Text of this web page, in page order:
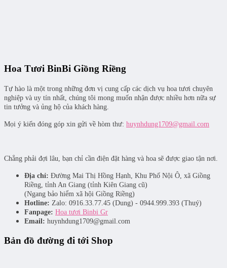
Hoa Tươi BinBi Giồng Riềng
Tự hào là một trong những đơn vị cung cấp các dịch vụ hoa tươi chuyên
nghiệp và uy tín nhất, chúng tôi mong muốn nhận được nhiều hơn nữa sự
tin tưởng và ủng hộ của khách hàng.
Mọi ý kiến đóng góp xin gửi về hòm thư: huynhdung1709@gmail.com
Chẳng phải đợi lâu, bạn chỉ cần điện đặt hàng và hoa sẽ được giao tận nơi.
Địa chỉ: Đường Mai Thị Hồng Hạnh, Khu Phố Nội Ô, xã Giồng
Riềng, tỉnh An Giang (tỉnh Kiên Giang cũ)
(Ngang bảo hiểm xã hội Giồng Riềng)
Hotline: Zalo: 0916.33.77.45 (Dung) - 0944.999.393 (Thuý)
Fanpage: Hoa tươi Binbi Gr
Email: huynhdung1709@gmail.com
Bản đồ đường đi tới Shop